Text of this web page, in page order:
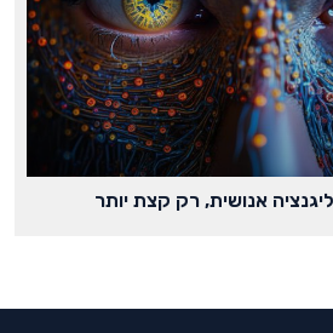
אנושית, רק קצת יותר